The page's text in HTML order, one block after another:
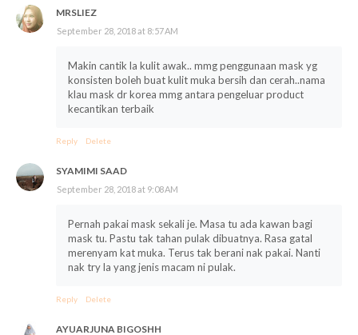
MRSLIEZ
September 28, 2018 at 8:57 AM
Makin cantik la kulit awak.. mmg penggunaan mask yg
konsisten boleh buat kulit muka bersih dan cerah..nama
klau mask dr korea mmg antara pengeluar product
kecantikan terbaik
Reply Delete
SYAMIMI SAAD
September 28, 2018 at 9:08 AM
Pernah pakai mask sekali je. Masa tu ada kawan bagi
mask tu. Pastu tak tahan pulak dibuatnya. Rasa gatal
merenyam kat muka. Terus tak berani nak pakai. Nanti
nak try la yang jenis macam ni pulak.
Reply Delete
AYUARJUNA BIGOSHH